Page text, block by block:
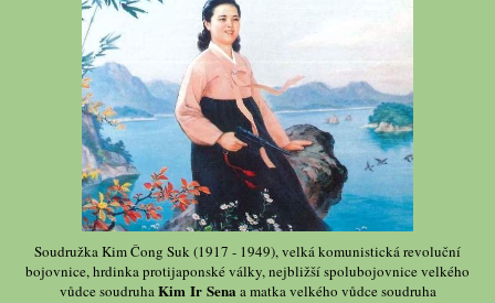
Soudružka Kim Čong Suk (1917 - 1949), velká komunistická revoluční
bojovnice, hrdinka protijaponské války, nejbližší spolubojovnice velkého
vůdce soudruhaKim Ir Senaa matka velkého vůdce soudruha
Kim Čong Ila, matka Koreje
RSDr. Jaroslav Kafka